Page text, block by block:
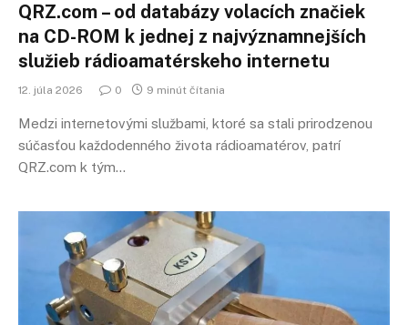
QRZ.com – od databázy volacích značiek
na CD-ROM k jednej z najvýznamnejších
služieb rádioamatérskeho internetu
12. júla 2026 0 9 minút čítania
Medzi internetovými službami, ktoré sa stali prirodzenou
súčasťou každodenného života rádioamatérov, patrí
QRZ.com k tým…